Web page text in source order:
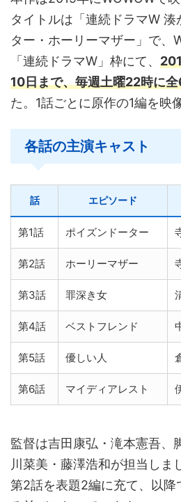
タイトルは「連続ドラマW
ター・ホーリーマザー」で、
「連続ドラマW」枠にて、
10日まで、毎週土曜22時に
た。1話ごとに原作の1編を映
各話の主演キャスト
話 エピソード
第1話 ポイズンドーター
第2話 ホーリーマザー
第3話 罪深き女
第4話 ベストフレンド
第5話 優しい人
第6話 マイディアレスト
監督は吉田康弘・滝本憲吾、
川菜美・藤澤浩和が担当しま
第2話を表題2編に充て、以